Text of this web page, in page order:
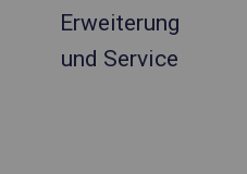
Erweiterung
und Service